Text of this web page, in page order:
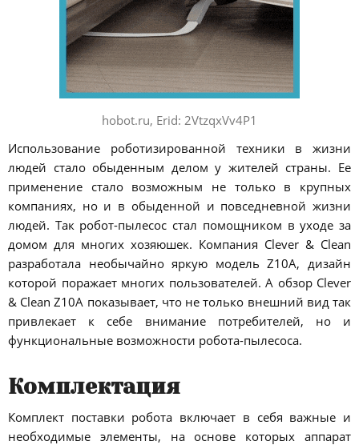
hobot.ru, Erid: 2VtzqxVv4P1
Использование роботизированной техники в жизни
людей стало обыденным делом у жителей страны. Ее
применение стало возможным не только в крупных
компаниях, но и в обыденной и повседневной жизни
людей. Так робот-пылесос стал помощником в уходе за
домом для многих хозяюшек. Компания Clever & Clean
разработала необычайно яркую модель Z10A, дизайн
которой поражает многих пользователей. А обзор Clever
& Clean Z10A показывает, что не только внешний вид так
привлекает к себе внимание потребителей, но и
функциональные возможности робота-пылесоса.
Комплектация
Комплект поставки робота включает в себя важные и
необходимые элементы, на основе которых аппарат